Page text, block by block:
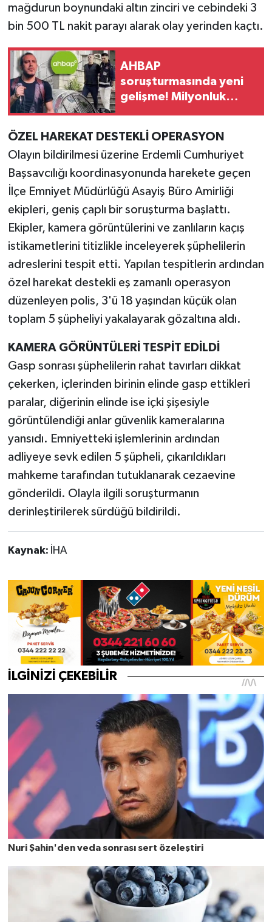
mağdurun boynundaki altın zinciri ve cebindeki 3
bin 500 TL nakit parayı alarak olay yerinden kaçtı.
AHBAP
soruşturmasında yeni
gelişme! Milyonluk
incelemesinde
ÖZEL HAREKAT DESTEKLİ OPERASYON
Olayın bildirilmesi üzerine Erdemli Cumhuriyet
Başsavcılığı koordinasyonunda harekete geçen
İlçe Emniyet Müdürlüğü Asayiş Büro Amirliği
ekipleri, geniş çaplı bir soruşturma başlattı.
Ekipler, kamera görüntülerini ve zanlıların kaçış
istikametlerini titizlikle inceleyerek şüphelilerin
adreslerini tespit etti. Yapılan tespitlerin ardından
özel harekat destekli eş zamanlı operasyon
düzenleyen polis, 3'ü 18 yaşından küçük olan
toplam 5 şüpheliyi yakalayarak gözaltına aldı.
KAMERA GÖRÜNTÜLERİ TESPİT EDİLDİ
Gasp sonrası şüphelilerin rahat tavırları dikkat
çekerken, içlerinden birinin elinde gasp ettikleri
paralar, diğerinin elinde ise içki şişesiyle
görüntülendiği anlar güvenlik kameralarına
yansıdı. Emniyetteki işlemlerinin ardından
adliyeye sevk edilen 5 şüpheli, çıkarıldıkları
mahkeme tarafından tutuklanarak cezaevine
gönderildi. Olayla ilgili soruşturmanın
derinleştirilerek sürdüğü bildirildi.
Kaynak: İHA
KAHRAMANMARAŞ